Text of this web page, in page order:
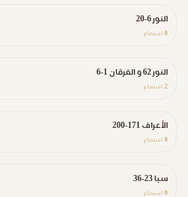
النور 6-20
0 استماع
النور 62 و الفرقان 1-6
2 استماع
الأعراف 171-200
0 استماع
سبا 23-36
0 استماع